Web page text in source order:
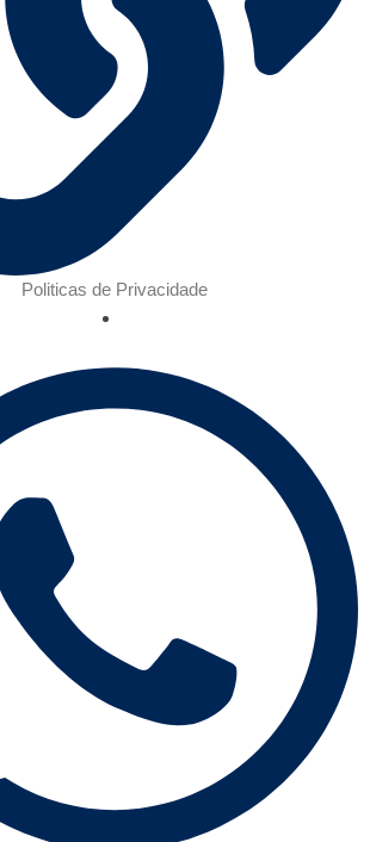
Politicas de Privacidade